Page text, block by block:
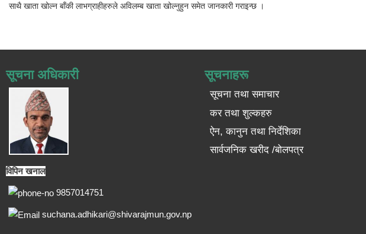
साथै खाता खोल्न बाँकी लाभग्राहीहरुले अविलम्ब खाता खोल्नुहुन समेत जानकारी गराइन्छ ।
सूचना अधिकारी
विपिन खनाल
9857014751
suchana.adhikari@shivarajmun.gov.np
सूचनाहरू
सूचना तथा समाचार
कर तथा शुल्कहरु
ऐन, कानुन तथा निर्देशिका
सार्वजनिक खरीद /बोलपत्र